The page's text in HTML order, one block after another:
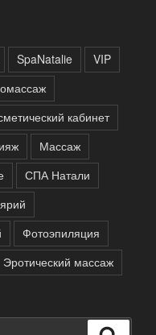
SpaNatalie
VIP
кабинет
Массаж
СПА Натали
Фотоэпиляция
Эротический массаж